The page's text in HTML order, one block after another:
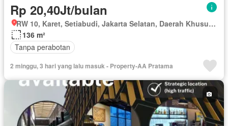
Rp 20,40Jt/bulan
RW 10, Karet, Setiabudi, Jakarta Selatan, Daerah Khusus Ibukota Jakarta
136 m²
Tanpa perabotan
2 minggu, 3 hari yang lalu masuk - Property-AA Pratama